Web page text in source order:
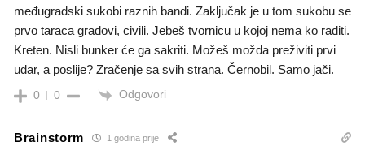
međugradski sukobi raznih bandi. Zaključak je u tom sukobu se
prvo taraca gradovi, civili. Jebeš tvornicu u kojoj nema ko raditi.
Kreten. Nisli bunker će ga sakriti. Možeš možda preživiti prvi
udar, a poslije? Zračenje sa svih strana. Černobil. Samo jači.
0 0 Odgovori
Brainstorm 1 godina prije